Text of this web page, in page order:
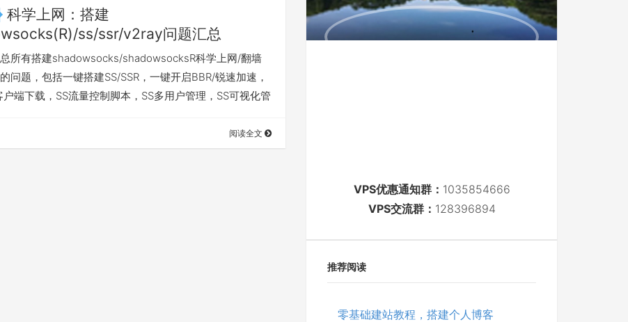
科学上网：搭建
ss/ssr/v2ray问题汇总
所有搭建shadowsocks/shadowsocksR科学上网/翻墙
问题，包括一键搭建SS/SSR，一键开启BBR/锐速加速，
户端下载，SS流量控制脚本，SS多用户管理，SS可视化管
阅读全文
VPS优惠通知群： 1035854666
VPS交流群： 128396894
推荐阅读
零基础建站教程，搭建个人博客